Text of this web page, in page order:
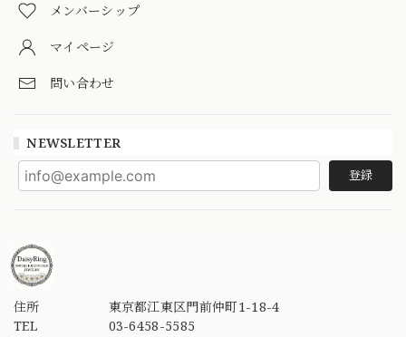
メンバーシップ
マイページ
問い合わせ
NEWSLETTER
登録
住所
東京都江東区門前仲町1-18-4
TEL
03-6458-5585